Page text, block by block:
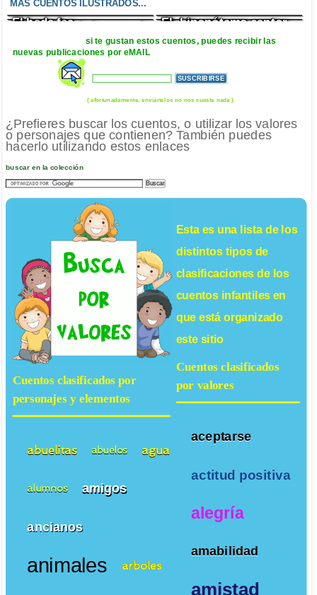
MÁS CUENTOS ILUSTRADOS...
El hada fea EL hipopótamo cantor
desaparecidasi te gustan estos cuentos, puedes recibir las
nuevas publicaciones por eMAIL
( afortunadamente, enviártelos no nos cuesta nada )
¿Prefieres buscar los cuentos, o utilizar los valores
o personajes que contienen? También puedes
hacerlo utilizando estos enlaces
buscar en la colección
Esta es una lista de los
distintos tipos de
clasificaciones de los
cuentos infantilesen
que está organizado
este sitio
Cuentos clasificados
por valores
aceptarse
actitud positiva
alegría
amabilidad
amistad
Cuentos clasificados por
personajes y elementos
abuelitas abuelos agua
alumnos amigos
ancianos
animales arboles